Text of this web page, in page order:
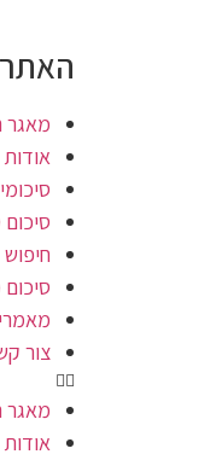
מאגר
אודות
צור
מאגר
אודות